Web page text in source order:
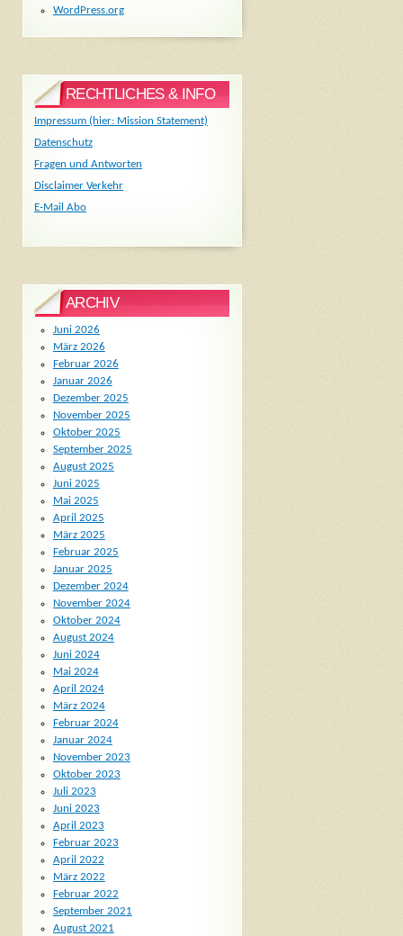
WordPress.org
RECHTLICHES & INFO
Impressum (hier: Mission Statement)
Datenschutz
Fragen und Antworten
Disclaimer Verkehr
E-Mail Abo
ARCHIV
Juni 2026
März 2026
Februar 2026
Januar 2026
Dezember 2025
November 2025
Oktober 2025
September 2025
August 2025
Juni 2025
Mai 2025
April 2025
März 2025
Februar 2025
Januar 2025
Dezember 2024
November 2024
Oktober 2024
August 2024
Juni 2024
Mai 2024
April 2024
März 2024
Februar 2024
Januar 2024
November 2023
Oktober 2023
Juli 2023
Juni 2023
April 2023
Februar 2023
April 2022
März 2022
Februar 2022
September 2021
August 2021